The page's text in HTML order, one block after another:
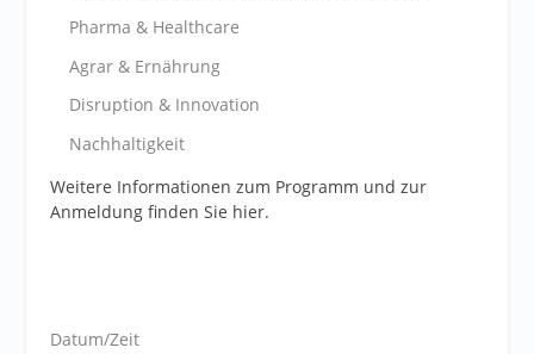
Pharma & Healthcare
Agrar & Ernährung
Disruption & Innovation
Nachhaltigkeit
Weitere Informationen zum Programm und zur
Anmeldung finden Sie hier.
Datum/Zeit